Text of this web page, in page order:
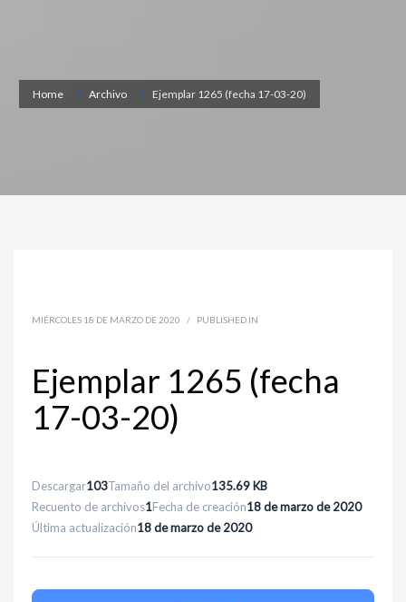
Home Archivo Ejemplar 1265 (fecha 17-03-20)
MIÉRCOLES 18 DE MARZO DE 2020 / PUBLISHED IN
Ejemplar 1265 (fecha
17-03-20)
Descargar103Tamaño del archivo135.69 KB
Recuento de archivos1Fecha de creación18 de marzo de 2020
Última actualización18 de marzo de 2020